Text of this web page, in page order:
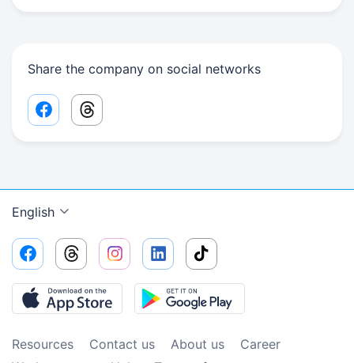
Share the company on social networks
Facebook share link
Threads share link
English
Resources Contact us About us
Сareer